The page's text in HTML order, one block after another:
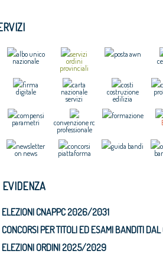
albo unico
nazionale
servizi
ordini
provinciali
posta awn
firma
digitale
carta
nazionale
servizi
costi
costruzione
edilizia
compensi
parametri
convenzione rc
professionale
formazione
newsletter
on news
concorsi
piattaforma
guida bandi
EVIDENZA
ELEZIONI CNAPPC 2026/2031
CONCORSI PER TITOLI ED ESAMI BANDITI
ELEZIONI ORDINI 2025/2029